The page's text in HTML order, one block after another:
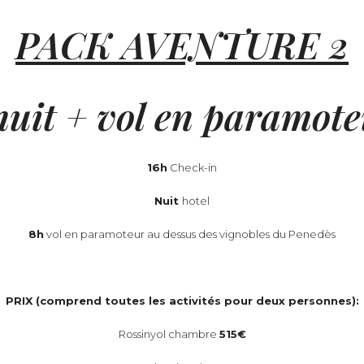
PACK AVENTURE 2
+ vol en
16h Check-in
Nuit hotel
8h vol en paramoteur au dessus des vignobles du Penedès
PRIX (comprend toutes les activités pour deux personnes):
Rossinyol chambre 515€